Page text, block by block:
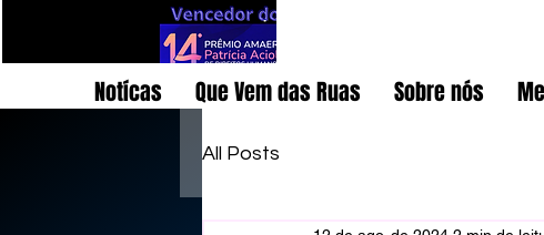
Notícas Que Vem das Ruas Sobre nós
All Posts